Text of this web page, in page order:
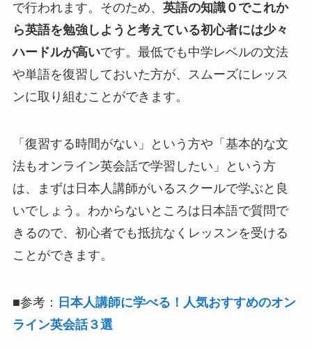
で行われます。そのため、 英語の知識０でこれか
ら英語を勉強しようと考えている初心者には少々
ハードルが高いです。最低でも中学レベルの文法
や単語を復習しておいた方が、スムーズにレッス
ンに取り組むことができます。
「復習する時間がない」という方や「基本的な文
法もオンライン英会話で学習したい」という方
は、まずは日本人講師がいるスクールで学ぶと良
いでしょう。わからないところは日本語で質問で
きるので、初心者でも抵抗なくレッスンを受ける
ことができます。
■参考： 日本人講師に学べる！人気おすすめのオン
ライン英会話３選